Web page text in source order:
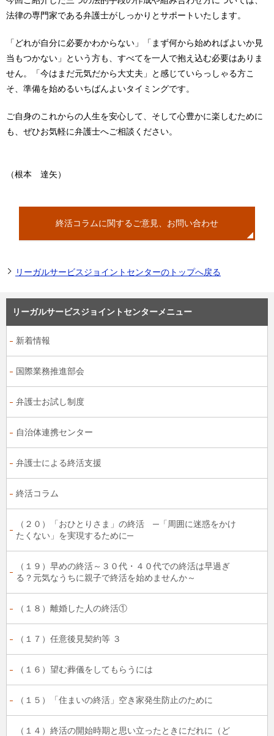
法律の専門家である弁護士がしっかりとサポートいたします。
「どれが自分に必要かわからない」「まず何から始めればよいか見
当もつかない」という方も、すべてを一人で抱え込む必要はありま
せん。「今はまだ元気だから大丈夫」と感じていらっしゃる方こ
そ、準備を始めるいちばんよいタイミングです。
ご自身のこれからの人生を安心して、そして心豊かに楽しむために
も、ぜひお気軽に弁護士へご相談ください。
（根本 達矢）
終活コラムに関するご意見、お問い合わせ
リーガルサービスジョイントセンターのトップへ戻る
リーガルサービスジョイントセンターメニュー
新着情報
国際業務推進部会
弁護士お試し制度
自治体連携センター
弁護士による終活支援
終活コラム
（２０）「おひとりさま」の終活 ─「周囲に迷惑をかけ
たくない」を実現するために─
（１９）早めの終活～３０代・４０代での終活は早過ぎ
る？元気なうちに親子で終活を始めませんか～
（１８）離婚した人の終活①
（１７）任意後見契約等 ３
（１６）望む葬儀をしてもらうには
（１５）「住まいの終活」空き家発生防止のために
（１４）終活の開始時期と思い立ったときにだれに（ど